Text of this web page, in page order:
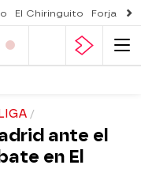
El Chiringuito Forjado
ante el
en El